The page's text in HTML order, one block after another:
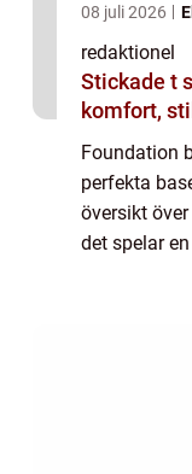
08 juli 2026
redaktionel
Stickade t
komfort,
Foundation
perfekta
översikt
det spelar